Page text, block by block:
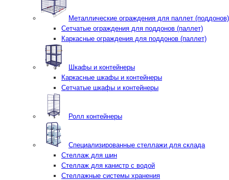
Металлические ограждения для паллет (поддонов)
Сетчатые ограждения для поддонов (паллет)
Каркасные ограждения для поддонов (паллет)
Шкафы и контейнеры
Каркасные шкафы и контейнеры
Сетчатые шкафы и контейнеры
Ролл контейнеры
Специализированные стеллажи для склада
Стеллаж для шин
Стеллаж для канистр с водой
Стеллажные системы хранения